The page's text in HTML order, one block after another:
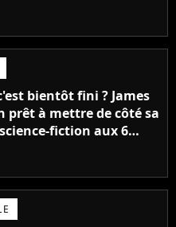
bientôt fini ? James
prêt à mettre de côté sa
fiction aux 6
recettes